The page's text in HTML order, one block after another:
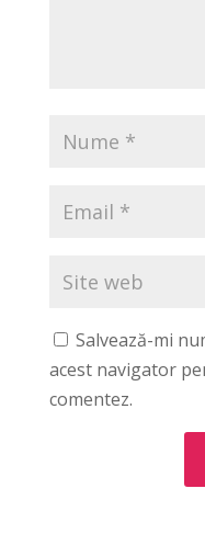
Salvează-mi
acest navigator
comentez.